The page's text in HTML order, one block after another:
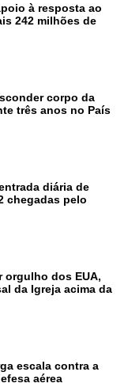
à resposta ao
242 milhões de
corpo da
três anos no País
diária de
chegadas pelo
orgulho dos EUA,
da Igreja acima da
escala contra a
aérea